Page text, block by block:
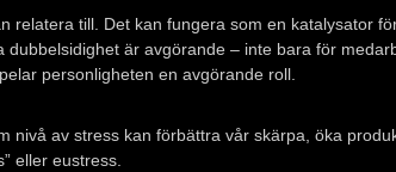
relatera till. Det kan fungera som en katalysator
är avgörande – inte bara för
personligheten en avgörande roll.
nivå av stress kan förbättra vår skärpa, öka
eller eustress.